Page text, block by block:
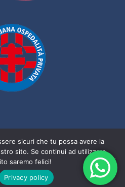
all rights reserved
Clinica San Paolo
sicuri che tu possa avere la
sito. Se continui ad utilizzare
saremo felici!
Privacy policy